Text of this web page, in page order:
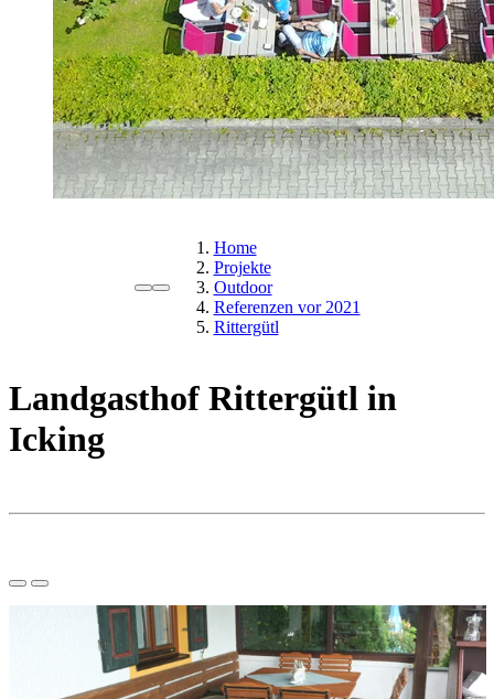
Home
Projekte
Outdoor
Referenzen vor 2021
Rittergütl
Landgasthof Rittergütl in
Icking